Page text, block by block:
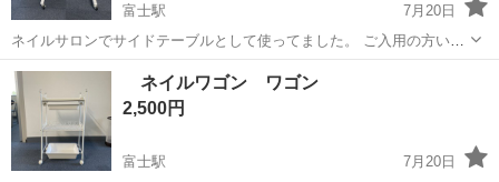
富士駅
7月20日
ネイルサロンでサイドテーブルとして使ってました。 ご入用の方いか
がですか？^_^
静岡 富士市 富士駅 その他 ネイルワゴン
ネイルワゴン ワゴン
2,500円
富士駅
7月20日